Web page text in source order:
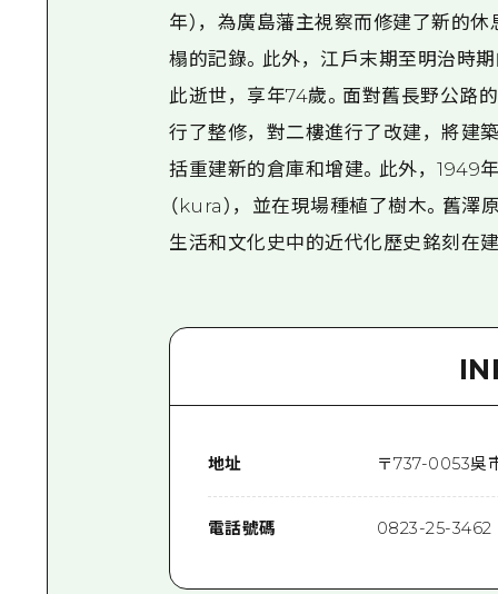
年），為廣島藩主視察而修建了新的
榻的記錄。此外，江戶末期至明治時
此逝世，享年74歲。面對舊長野公路
行了整修，對二樓進行了改建，將建
括重建新的倉庫和增建。此外，1949
（kura），並在現場種植了樹木。舊
生活和文化史中的近代化歷史銘刻在
地址 〒737-0053吳
電話號碼 0823-25-3462